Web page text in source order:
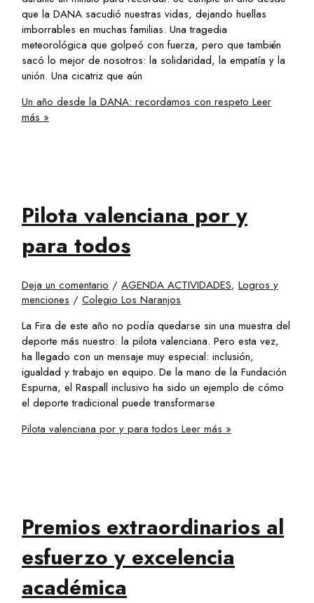
que la DANA sacudió nuestras vidas, dejando huellas
imborrables en muchas familias. Una tragedia
meteorológica que golpeó con fuerza, pero que también
sacó lo mejor de nosotros: la solidaridad, la empatía y la
unión. Una cicatriz que aún
Un año desde la DANA: recordamos con respeto Leer
más »
Pilota valenciana por y
para todos
Deja un comentario /AGENDA ACTIVIDADES,Logros y
menciones /Colegio Los Naranjos
La Fira de este año no podía quedarse sin una muestra del
deporte más nuestro: la pilota valenciana. Pero esta vez,
ha llegado con un mensaje muy especial: inclusión,
igualdad y trabajo en equipo. De la mano de la Fundación
Espurna, el Raspall inclusivo ha sido un ejemplo de cómo
el deporte tradicional puede transformarse
Pilota valenciana por y para todos Leer más »
Premios extraordinarios al
esfuerzo y excelencia
académica